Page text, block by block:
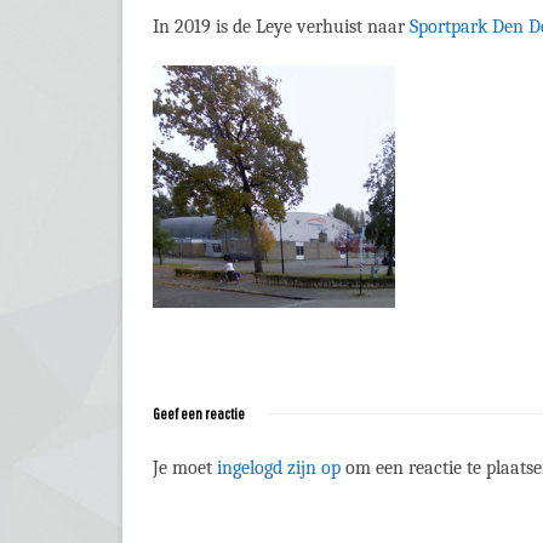
In 2019 is de Leye verhuist naarSportpark Den
Geef een reactie
Je moet ingelogd zijn opom een reactie te